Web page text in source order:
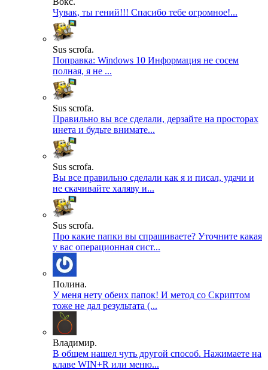
Чувак, ты гений!!! Спасибо тебе огромное!...
Sus scrofa.
Поправка: Windows 10 Информация не сосем
полная, я не ...
Sus scrofa.
Правильно вы все сделали, дерзайте на просторах
инета и будьте внимате...
Sus scrofa.
Вы все правильно сделали как я и писал, удачи и
не скачивайте халяву и...
Sus scrofa.
Про какие папки вы спрашиваете? Уточните какая
у вас операционная сист...
Полина.
У меня нету обеих папок! И метод со Скриптом
тоже не дал результата (...
Владимир.
В общем нашел чуть другой способ. Нажимаете на
клаве WIN+R или меню...